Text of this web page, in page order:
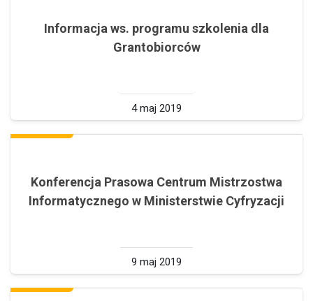
Informacja ws. programu szkolenia dla
Grantobiorców
4 maj 2019
Konferencja Prasowa Centrum Mistrzostwa
Informatycznego w Ministerstwie Cyfryzacji
9 maj 2019